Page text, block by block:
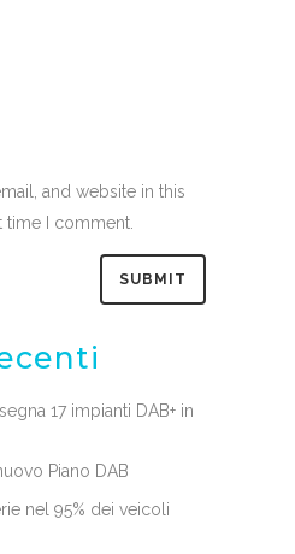
and website in this
time I comment.
17 impianti DAB+ in
Piano DAB
nel 95% dei veicoli